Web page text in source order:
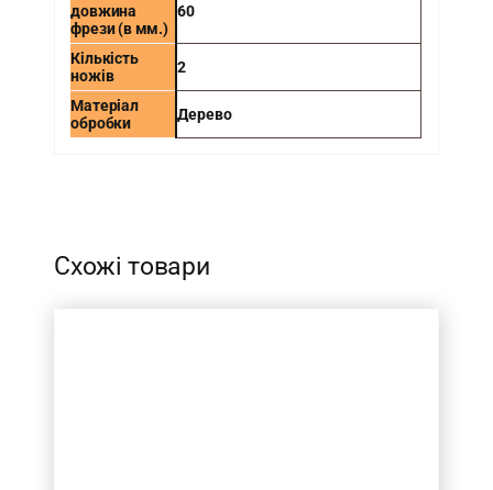
довжина
фрези (в мм.)
60
Кількість
ножів
2
Матеріал
обробки
Дерево
Схожі товари